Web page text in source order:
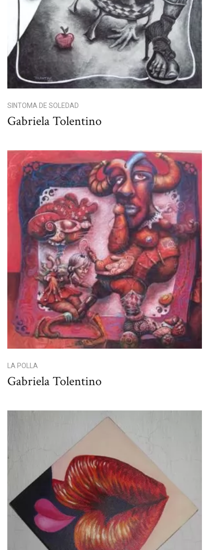
SINTOMA DE SOLEDAD
Gabriela Tolentino
LA POLLA
Gabriela Tolentino